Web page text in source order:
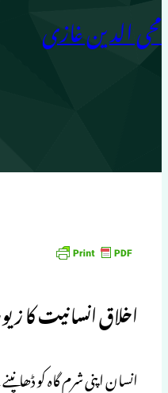
محی الدین غازی
اخلاق انسانیت کا
انسان اپنی شرم گاہ کو